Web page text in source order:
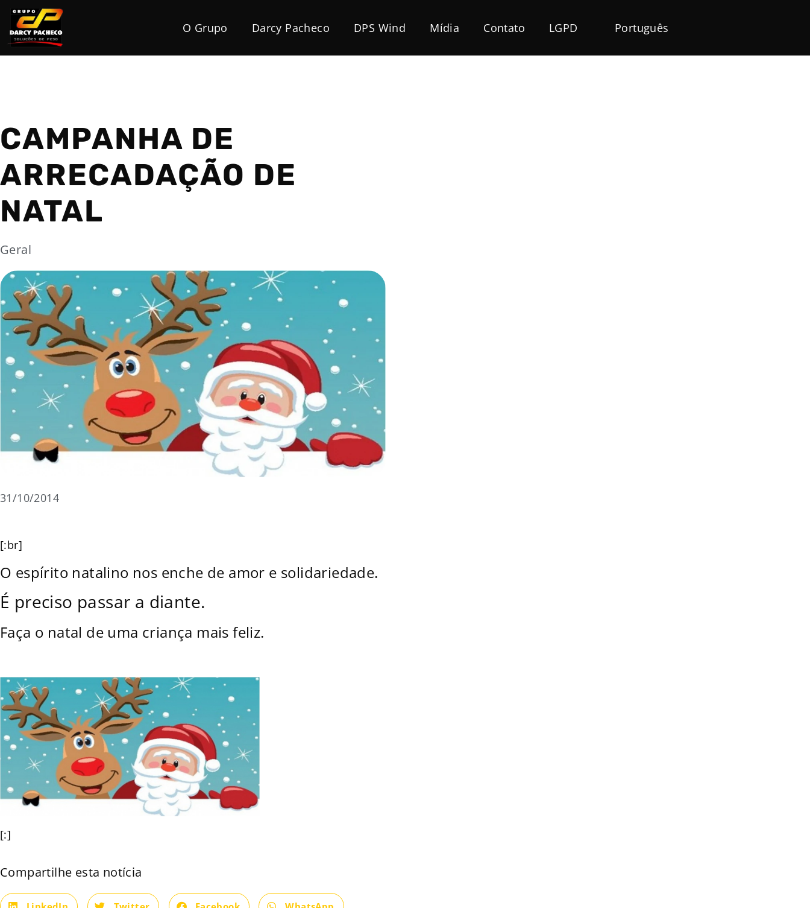
O Grupo Darcy Pacheco DPS Wind Mídia Contato LGPD Português
CAMPANHA DE
ARRECADAÇÃO DE
NATAL
Geral
31/10/2014
[:br]
O espírito natalino nos enche de amor e solidariedade.
É preciso passar a diante.
Faça o natal de uma criança mais feliz.
[:]
Compartilhe esta notícia